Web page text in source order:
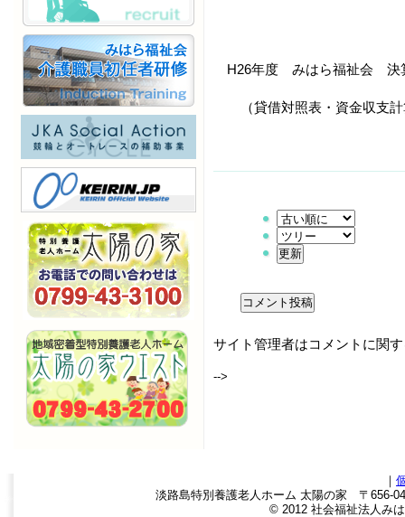
H26年度 みはら福祉会 決
（貸借対照表・資金収支
サイト管理者はコメントに関
-->
｜
淡路島特別養護老人ホーム 太陽の家 〒656-
© 2012 社会福祉法人み